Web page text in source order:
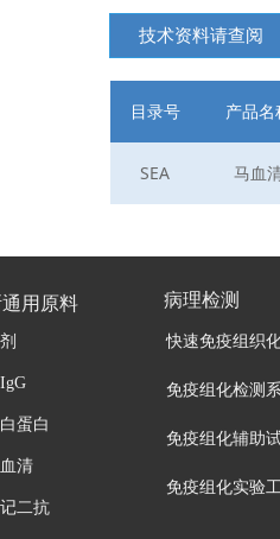
技术资料请查阅
目录号 产品名
SEA 马血
用原料
蛋白
清
二抗
病理检测
快速免疫组织
免疫组化检测
免疫组化辅助
免疫组化实验